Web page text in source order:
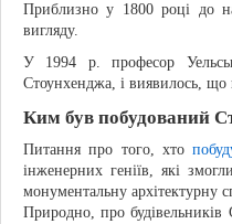
Приблизно у 1800 році до
вигляду.
У 1994 р. професор
Стоунхенджа, і виявилось, що
Ким був побудований
Питання про того, хто
інженерних геніїв, які
монументальну архітектурну
Природно, про